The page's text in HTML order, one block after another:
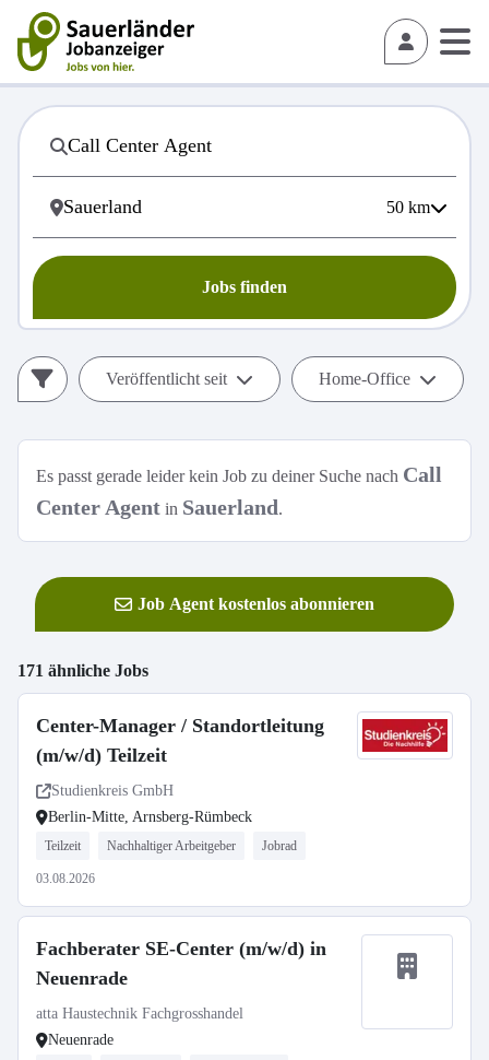
50 km
Jobs finden
Veröffentlicht seit Home-Office
Es passt gerade leider kein Job zu deiner Suche nach Call
Center Agent in Sauerland.
Job Agent kostenlos abonnieren
171 ähnliche Jobs
Center-Manager / Standortleitung
(m/w/d) Teilzeit
Studienkreis GmbH
Berlin-Mitte, Arnsberg-Rümbeck
Teilzeit Nachhaltiger Arbeitgeber Jobrad
03.08.2026
Fachberater SE-Center (m/w/d) in
Neuenrade
atta Haustechnik Fachgrosshandel
Neuenrade